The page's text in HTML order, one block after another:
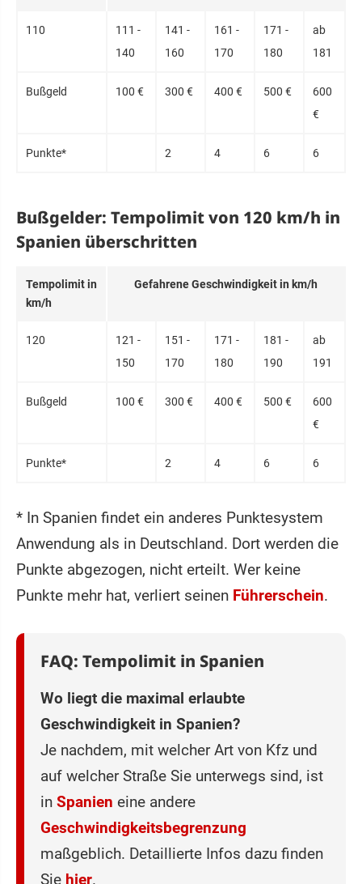
110
111 -
140
141 -
160
161 -
170
171 -
180
ab
181
Buß­geld 100 € 300 € 400 € 500 €
600
€
Punk­te* 2 4 6 6
Bußgelder: Tempolimit von 120 km/h in
Spanien überschritten
Tem­po­limit in
km/h
Ge­fahre­ne Ge­schwin­dig­keit in km/h
120
121 -
150
151 -
170
171 -
180
181 -
190
ab
191
Buß­geld 100 € 300 € 400 € 500 €
600
€
Punk­te* 2 4 6 6
* In Spanien findet ein anderes Punktesystem
Anwendung als in Deutschland. Dort werden die
Punkte abgezogen, nicht erteilt. Wer keine
Punkte mehr hat, verliert seinen Führerschein.
FAQ: Tempolimit in Spanien
Wo liegt die maximal erlaubte
Geschwindigkeit in Spanien?
Je nachdem, mit welcher Art von Kfz und
auf welcher Straße Sie unterwegs sind, ist
in Spanien eine andere
Geschwindigkeitsbegrenzung
maßgeblich. Detaillierte Infos dazu finden
Sie hier.